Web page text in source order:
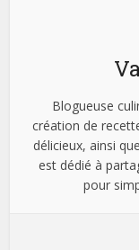
Blogueuse
création de
délicieux, ainsi
est dédié à
pour